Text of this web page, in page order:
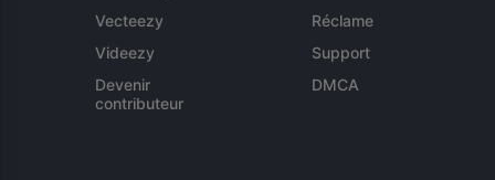
Vecteezy
Videezy
Devenir
contributeur
Réclame
Support
DMCA